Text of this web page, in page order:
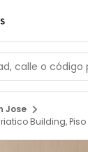
Jose
Building, Piso